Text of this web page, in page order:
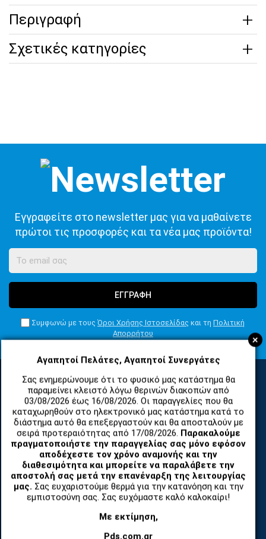
+
Αγαπητοί Πελάτες, Αγαπητοί Συνεργάτες
Σας ενημερώνουμε ότι το φυσικό μας κατάστημα θα
παραμείνει κλειστό λόγω θερινών διακοπών από
03/08/2026 έως 16/08/2026. Οι παραγγελίες που θα
καταχωρηθούν στο ηλεκτρονικό μας κατάστημα κατά το
διάστημα αυτό θα επεξεργαστούν και θα αποσταλούν με
σειρά προτεραιότητας από 17/08/2026. Παρακαλούμε
πραγματοποιήστε την παραγγελίας σας μόνο εφόσον
αποδέχεστε τον χρόνο αναμονής και την
διαθεσιμότητα και μπορείτε να παραλάβετε την
αποστολή σας μετά την επανέναρξη της λειτουργίας
μας. Σας ευχαριστούμε θερμά για την κατανόηση και την
εμπιστοσύνη σας. Σας ευχόμαστε καλό καλοκαίρι!
Με εκτίμηση,
Pds.com.gr
Περιγραφή
Σχετικές κατηγορίες
Εγγραφείτε στο newsletter μας για να μαθαίνετε
πρώτοι τις προσφορές και τα νέα μας προϊόντα!
ΕΓΓΡΑΦΗ
Συμφωνώ με τους Όροι Χρήσης Ιστοσελίδας και τη Πολιτική
Απορρήτου
ΚΑΤΗΓΟΡΙΕΣ
ΑΝΤΑΛΛΑΚΤΙΚΑ ΚΑΙ ΑΞΕΣΟΥΑΡ ΚΙΝΗΤΩΝ ΤΗΛΕΦΩΝΩΝ
TABLET
ΤΗΛΕΠΙΚΟΙΝΩΝΙΕΣ, ΑΣΥΡΜΑΤΑ, FCT